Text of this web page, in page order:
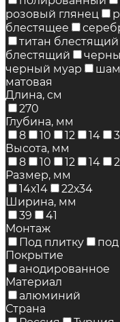
розовый глянец
блестящее
титан блестящий
блестящий
черный муар
матовая
Длина, см
270
Глубина, мм
8
10 12 14
Высота, мм
8
10 12 14
Размер, мм
14х14
22х34
Ширина, мм
39
41
Монтаж
Под плитку
Покрытие
анодированное
Материал
алюминий
Страна